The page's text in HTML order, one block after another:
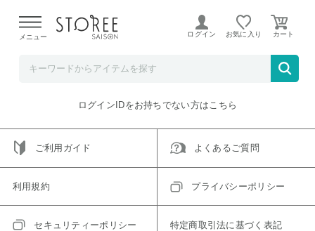
よる配送遅延が発生しております。
メニュー ログイン お気に入り
ご指定のアイテムは取り扱い終了、またはただいま取り扱い
トップへ戻る
ログインIDをお持ちでない方はこちら
ご利用ガイド よくあるご質問
利用規約 プライバシーポリシー
セキュリティーポリシー 特定商取引法に基づく表記